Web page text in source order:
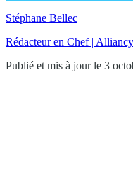
Stéphane Bellec
Rédacteur en Chef |
Publié et mis à jour le 3